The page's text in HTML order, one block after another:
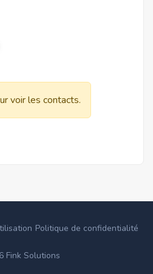
voir les contacts.
Politique de confidentialité
Fink Solutions